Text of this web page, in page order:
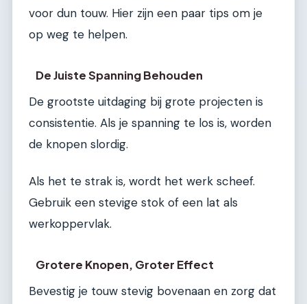
voor dun touw. Hier zijn een paar tips om je
op weg te helpen.
De Juiste Spanning Behouden
De grootste uitdaging bij grote projecten is
consistentie. Als je spanning te los is, worden
de knopen slordig.
Als het te strak is, wordt het werk scheef.
Gebruik een stevige stok of een lat als
werkoppervlak.
Grotere Knopen, Groter Effect
Bevestig je touw stevig bovenaan en zorg dat